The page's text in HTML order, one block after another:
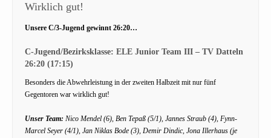
Wirklich gut!
Unsere C/3-Jugend gewinnt 26:20…
C-Jugend/Bezirksklasse: ELE Junior Team III – TV Datteln
26:20 (17:15)
Besonders die Abwehrleistung in der zweiten Halbzeit mit nur fünf
Gegentoren war wirklich gut!
Unser Team: Nico Mendel (6), Ben Tepaß (5/1), Jannes Straub (4), Fynn-
Marcel Seyer (4/1), Jan Niklas Bode (3), Demir Dindic, Jona Illerhaus (je